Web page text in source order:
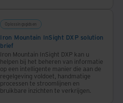
Oplossingsgidsen
Iron Mountain InSight DXP solution
brief
Iron Mountain InSight DXP kan u
helpen bij het beheren van informatie
op een intelligente manier die aan de
regelgeving voldoet, handmatige
processen te stroomlijnen en
bruikbare inzichten te verkrijgen.